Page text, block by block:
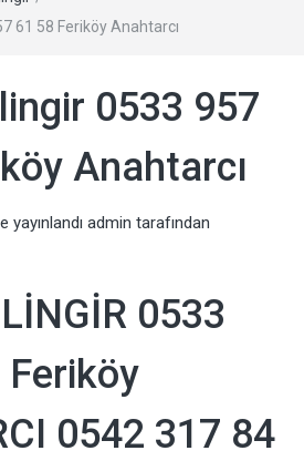
61 58 Feriköy Anahtarcı
0533 957
Anahtarcı
yayınlandı admin tarafından
0533
Feriköy
0542 317 84